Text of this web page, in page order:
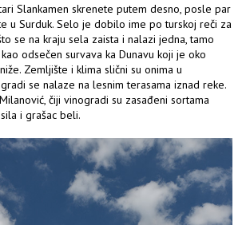
Slankamen skrenete putem desno, posle par
u Surduk. Selo je dobilo ime po turskoj reči za
se na kraju sela zaista i nalazi jedna, tamo
odsečen survava ka Dunavu koji je oko
Zemljište i klima slični su onima u
se nalaze na lesnim terasama iznad reke.
čiji vinogradi su zasađeni sortama
i grašac beli.